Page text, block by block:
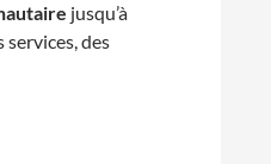
jusqu’à
des